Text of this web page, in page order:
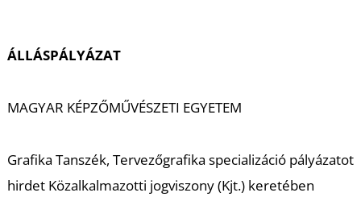
ÁLLÁSPÁLYÁZAT
MAGYAR KÉPZŐMŰVÉSZETI EGYETEM
Grafika Tanszék, Tervezőgrafika specializáció pályázatot
hirdet Közalkalmazotti jogviszony (Kjt.) keretében